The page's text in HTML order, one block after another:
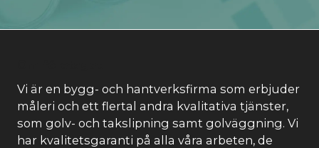
Vi är en bygg- och hantverksfirma som erbjuder
måleri och ett flertal andra kvalitativa tjänster,
som golv- och takslipning samt golväggning. Vi
har kvalitetsgaranti på alla våra arbeten, de